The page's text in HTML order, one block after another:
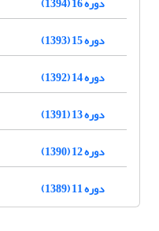
دوره 15 (1393)
دوره 14 (1392)
دوره 13 (1391)
دوره 12 (1390)
دوره 11 (1389)